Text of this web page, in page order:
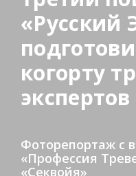
«Русский
когорту
экспертов
Фоторепортаж с
«Профессия
«Секвойя»